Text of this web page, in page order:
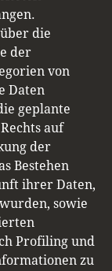
die
der
von
Daten
geplante
auf
der
Bestehen
ihrer Daten,
sowie
Profiling und
zu